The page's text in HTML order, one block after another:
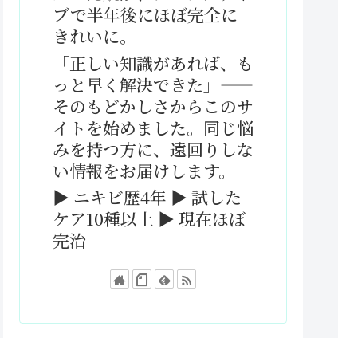
ブで半年後にほぼ完全に
きれいに。
「正しい知識があれば、も
っと早く解決できた」——
そのもどかしさからこのサ
イトを始めました。同じ悩
みを持つ方に、遠回りしな
い情報をお届けします。
▶ ニキビ歴4年 ▶ 試した
ケア10種以上 ▶ 現在ほぼ
完治